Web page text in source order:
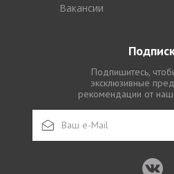
Вакансии
Подпишитесь,
эксклюзивные
рекомендации от